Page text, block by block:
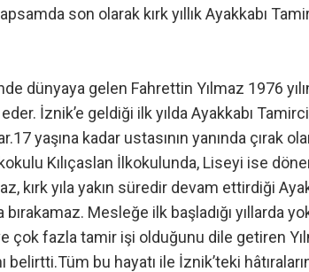
son olarak kırk yıllık Ayakkabı
dünyaya gelen Fahrettin Yılmaz 1976
İznik’e geldiği ilk yılda Ayakkabı
yaşına kadar ustasının yanında çırak
Kılıçaslan İlkokulunda, Liseyi ise
kırk yıla yakın süredir devam ettirdiği
Mesleğe ilk başladığı yıllarda
çok fazla tamir işi olduğunu dile getiren
bu hayatı ile İznik’teki